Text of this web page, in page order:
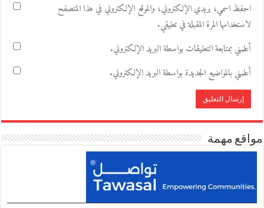
احفظ اسمي، بريدي الإلكتروني، والموقع الإلكتروني في هذا المتصفح
لاستخدامها المرة المقبلة في تعليقي.
أعلمني بمتابعة التعليقات بواسطة البريد الإلكتروني.
أعلمني بالمواضيع الجديدة بواسطة البريد الإلكتروني.
مواقع مهمة